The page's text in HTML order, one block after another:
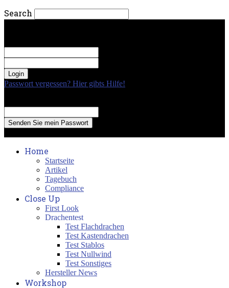
Search
Passwort vergessen? Hier gibts Hilfe!
Home
Startseite
Artikel
Tagebuch
Compliance
Close Up
First Look
Drachentest
Test Flachdrachen
Test Kastendrachen
Test Stablos
Test Nullwind
Test Sonstiges
Hersteller News
Workshop